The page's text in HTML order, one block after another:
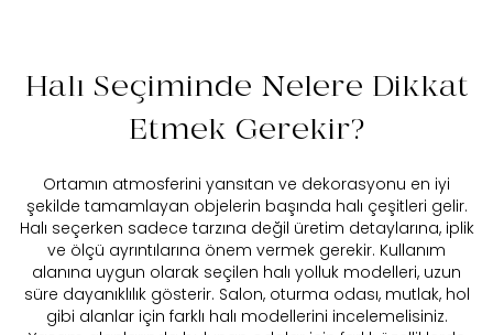
Halı Seçiminde Nelere Dikkat
Etmek Gerekir?
Ortamın atmosferini yansıtan ve dekorasyonu en iyi
şekilde tamamlayan objelerin başında halı çeşitleri gelir.
Halı seçerken sadece tarzına değil üretim detaylarına, iplik
ve ölçü ayrıntılarına önem vermek gerekir. Kullanım
alanına uygun olarak seçilen halı yolluk modelleri, uzun
süre dayanıklılık gösterir. Salon, oturma odası, mutlak, hol
gibi alanlar için farklı halı modellerini incelemelisiniz.